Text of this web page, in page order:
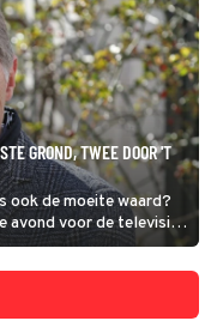
GROND, TWEE DOOR 'T
ook de moeite waard?
avond voor de televisie
juli 2026. Toch nog
voor het totale